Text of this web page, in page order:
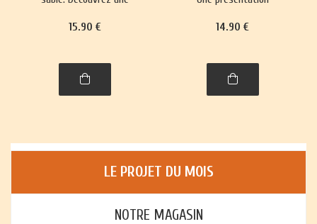
richement illustrés,
histoire et leurs règles.
15.90 €
règles et histoire, de plus
cartes, jeux de plateau,
jeux d'enfants et jeux
14.90 €
LE PROJET DU MOIS
NOTRE MAGASIN